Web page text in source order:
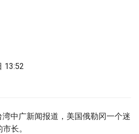
时的
13:52
中广新闻报道，美国俄勒冈一个迷
长。